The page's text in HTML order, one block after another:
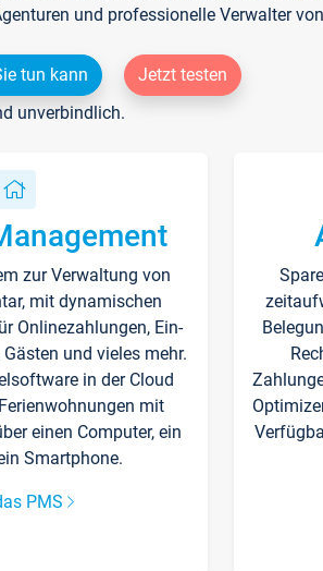
und professionelle Verwalter
tun kann
Jetzt testen
unverbindlich.
zur Verwaltung von
mit dynamischen
Onlinezahlungen, Ein-
und vieles mehr.
in der Cloud
mit
einen Computer, ein
Smartphone.
PMS